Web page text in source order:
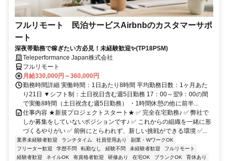
フルリモート 民泊サービスAirbnbのカスタマーサポ
ート
深夜帯勤務で稼ぎたい方必見！未経験歓迎✨(TP18PSM)
Teleperformance Japan株式会社
フルリモート
月給330,000円～360,000円
勤務時間詳細 実働時間：1日あたり8時間 平均勤務日数：1ヶ月あた
り21日 ▼シフト制：土日祝日含む週5日勤務 17：00～翌9：00の間
で実働8時間（土日祝含む週5日勤務） ・1時間休憩の他に前半...
仕事内容 ★新規プロジェクトスタート★ ✅ 完全在宅勤務♪ ✅ 弊社で
しか募集をしていないポジションです♪ ✅ これからの組織を一緒に形
づくるやりがい ✅ 前例にとらわれず、新しい挑戦ができる環境 ✅...
業界未経験者歓迎 ランチタイム 社員登用あり
副業・WワークOK
フリーター歓迎
学歴不問 転勤なし 経験不問 未経験者歓迎
フルリモート
経験者歓迎
ネイルOK 有資格者歓迎 研修あり 在宅OK ブランクOK
育休あり